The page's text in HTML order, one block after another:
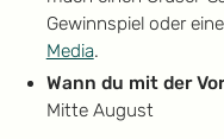
Gewinnspiel oder
Media.
Wann du mit der
Mitte August